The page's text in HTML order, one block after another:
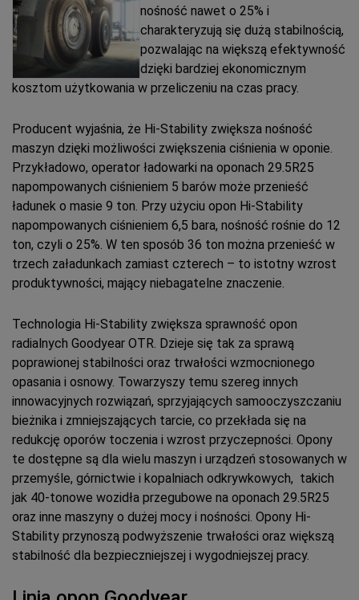
nośność nawet o 25% i
charakteryzują się dużą stabilnością,
pozwalając na większą efektywność
dzięki bardziej ekonomicznym
kosztom użytkowania w przeliczeniu na czas pracy.
Producent wyjaśnia, że Hi-Stability zwiększa nośność
maszyn dzięki możliwości zwiększenia ciśnienia w oponie.
Przykładowo, operator ładowarki na oponach 29.5R25
napompowanych ciśnieniem 5 barów może przenieść
ładunek o masie 9 ton. Przy użyciu opon Hi-Stability
napompowanych ciśnieniem 6,5 bara, nośność rośnie do 12
ton, czyli o 25%. W ten sposób 36 ton można przenieść w
trzech załadunkach zamiast czterech – to istotny wzrost
produktywności, mający niebagatelne znaczenie.
Technologia Hi-Stability zwiększa sprawność opon
radialnych Goodyear OTR. Dzieje się tak za sprawą
poprawionej stabilności oraz trwałości wzmocnionego
opasania i osnowy. Towarzyszy temu szereg innych
innowacyjnych rozwiązań, sprzyjających samooczyszczaniu
bieżnika i zmniejszających tarcie, co przekłada się na
redukcję oporów toczenia i wzrost przyczepności. Opony
te dostępne są dla wielu maszyn i urządzeń stosowanych w
przemyśle, górnictwie i kopalniach odkrywkowych, takich
jak 40-tonowe wozidła przegubowe na oponach 29.5R25
oraz inne maszyny o dużej mocy i nośności. Opony Hi-
Stability przynoszą podwyższenie trwałości oraz większą
stabilność dla bezpieczniejszej i wygodniejszej pracy.